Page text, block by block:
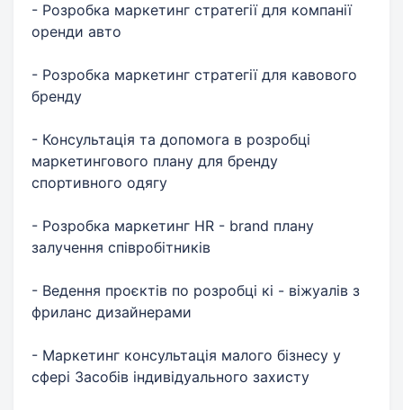
- Розробка маркетинг стратегії для компанії
оренди авто
- Розробка маркетинг стратегії для кавового
бренду
- Консультація та допомога в розробці
маркетингового плану для бренду
спортивного одягу
- Розробка маркетинг HR - brand плану
залучення співробітників
- Ведення проєктів по розробці кі - віжуалів з
фриланс дизайнерами
- Маркетинг консультація малого бізнесу у
сфері Засобів індивідуального захисту